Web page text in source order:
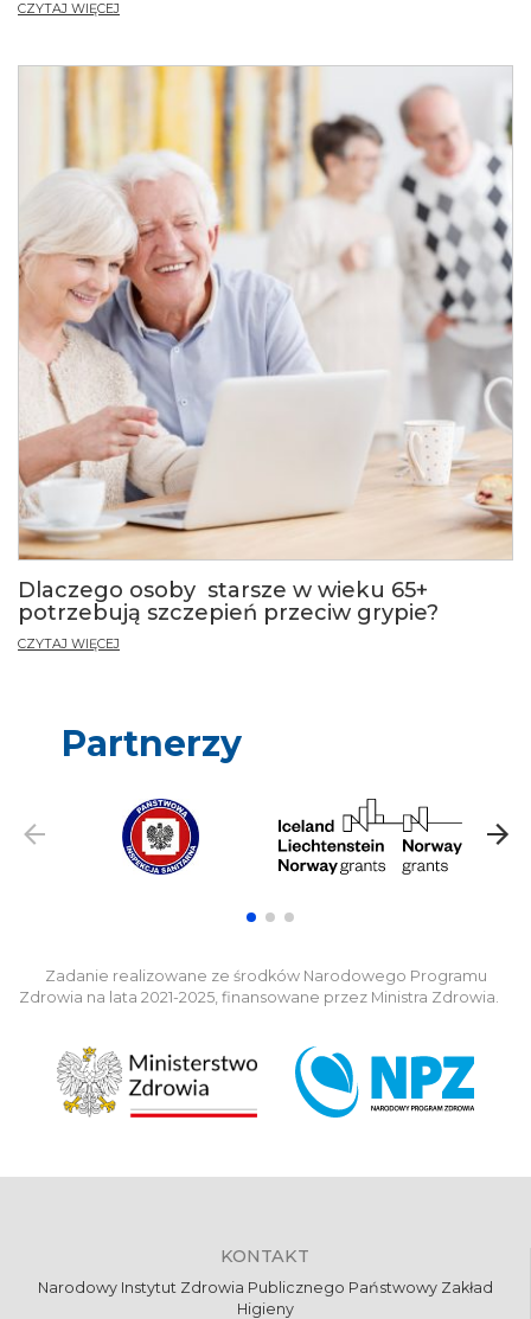
CZYTAJ WIĘCEJ
Dlaczego osoby starsze w wieku 65+
potrzebują szczepień przeciw grypie?
CZYTAJ WIĘCEJ
Partnerzy
Zadanie realizowane ze środków Narodowego Programu
Zdrowia na lata 2021-2025, finansowane przez Ministra Zdrowia.
KONTAKT
Narodowy Instytut Zdrowia Publicznego Państwowy Zakład
Higieny